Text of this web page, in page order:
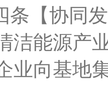
条 【协同
洁能源产
业向基地